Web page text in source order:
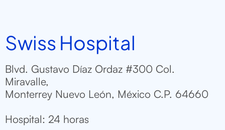
Swiss Hospital
Blvd. Gustavo Díaz Ordaz #300 Col.
Miravalle,
Monterrey Nuevo León, México C.P. 64660
Hospital: 24 horas